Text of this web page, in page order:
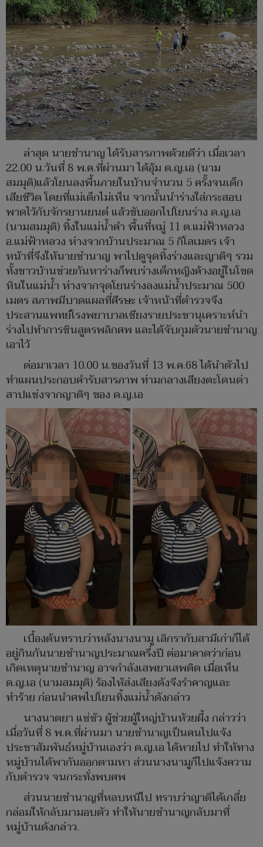
ล่าสุด นายชำนาญ ได้รับสารภาพด้วยดีว่า เมื่อเวลา
22.00 น.วันที่ 8 พ.ค.ที่ผ่านมา ได้อุ้ม ด.ญ.เอ (นาม
สมมุติ)แล้วโยนลงพื้นภายในบ้านจำนวน 5 ครั้งจนเด็ก
เสียชีวิต โดยที่แม่เด็กไม่เห็น จากนั้นนำร่างใส่กระสอบ
พาดไว้กับจักรยานยนต์ แล้วขับออกไปโยนร่าง ด.ญ.เอ
(นามสมมุติ) ทิ้งในแม่น้ำคำ พื้นที่หมู่ 11 ต.แม่ฟ้าหลวง
อ.แม่ฟ้าหลวง ห่างจากบ้านประมาณ 5 กิโลเมตร เจ้า
หน้าที่จึงให้นายชำนาญ พาไปดูจุดทิ้งร่างและญาติๆ รวม
ทั้งชาวบ้านช่วยกันหาร่างก็พบร่างเด็กหญิงค้างอยู่ในโขด
หินในแม่น้ำ ห่างจากจุดโยนร่างลงแม่น้ำประมาณ 500
เมตร สภาพมีบาดแผลที่ศีรษะ เจ้าหน้าที่ตำรวจจึง
ประสานแพทย์โรงพยาบาลเชียงรายประชานุเคราะห์นำ
ร่างไปทำการชินสูตรพลิกศพ และได้จับกุมตัวนายชำนาญ
เอาไว้
ต่อมาเวลา 10.00 น.ของวันที่ 13 พ.ค.68 ได้นำตัวไป
ทำแผนประกอบคำรับสารภาพ ท่ามกลางเสียงตะโดนด่า
สาปแช่งจากญาติๆ ของ ด.ญ.เอ
เบื้องต้นทราบว่าหลังนางนามู เลิกรากับสามีเก่าก็ได้
อยู่กินกันนายชำนาญประมาณครึ่งปี ต่อมาคาดว่าก่อน
เกิดเหตุนายชำนาญ อาจกำลังเสพยาเสพติด เมื่อเห็น
ด.ญ.เอ (นามสมมุติ) ร้องไห้ส่งเสียงดังจึงรำคาญและ
ทำร้าย ก่อนนำศพไปโยนทิ้งแม่น้ำดังกล่าว
นางนาตยา แซ่ซัว ผู้ช่วยผู้ใหญ่บ้านห้วยผึ้ง กล่าวว่า
เมื่อวันที่ 8 พ.ค.ที่ผ่านมา นายชำนาญเป็นคนไปแจ้ง
ประชาสัมพันธ์หมู่บ้านเองว่า ด.ญ.เอ ได้หายไป ทำให้ทาง
หมู่บ้านได้พากันออกตามหา ส่วนนางนามูก็ไปแจ้งความ
กับตำรวจ จนกระทั่งพบศพ
ส่วนนายชำนาญที่หลบหนีไป ทราบว่าญาติได้เกลี่ย
กล่อมให้กลับมามอบตัว ทำให้นายชำนาญกลับมาที่
หมู่บ้านดังกล่าว.